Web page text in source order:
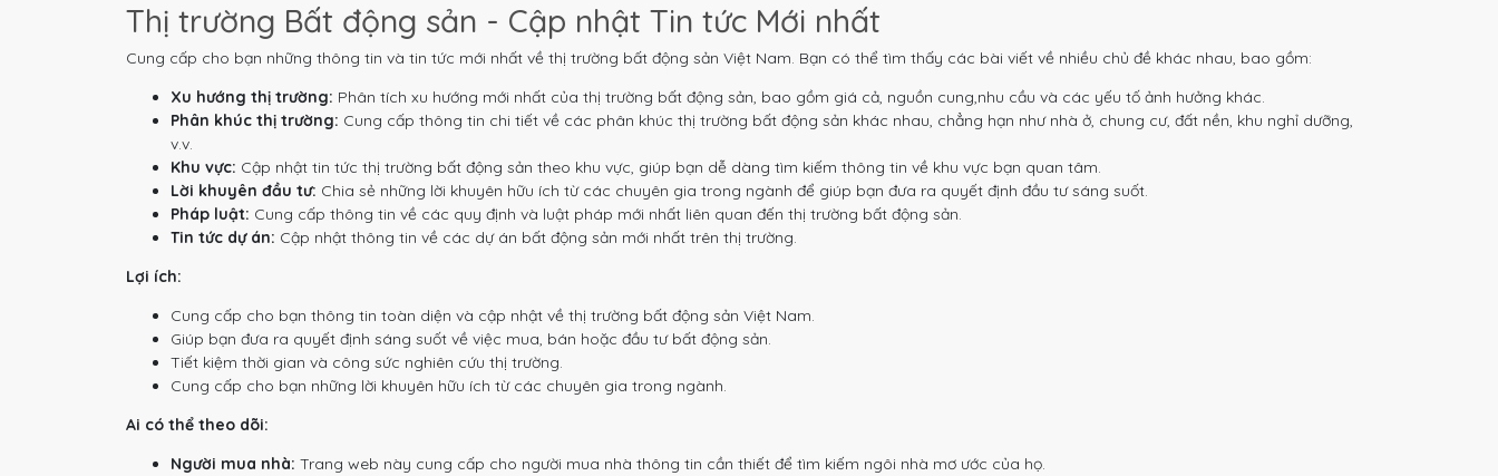
Thị trường Bất động sản - Cập nhật Tin tức Mới nhất
Cung cấp cho bạn những thông tin và tin tức mới nhất về thị trường bất động sản Việt Nam. Bạn có thể tìm thấy các bài viết về nhiều chủ đề khác nhau, bao gồm:
Xu hướng thị trường: Phân tích xu hướng mới nhất của thị trường bất động sản, bao gồm giá cả, nguồn cung,nhu cầu và các yếu tố ảnh hưởng khác.
Phân khúc thị trường: Cung cấp thông tin chi tiết về các phân khúc thị trường bất động sản khác nhau, chẳng hạn như nhà ở, chung cư, đất nền, khu nghỉ dưỡng,
v.v.
Khu vực: Cập nhật tin tức thị trường bất động sản theo khu vực, giúp bạn dễ dàng tìm kiếm thông tin về khu vực bạn quan tâm.
Lời khuyên đầu tư: Chia sẻ những lời khuyên hữu ích từ các chuyên gia trong ngành để giúp bạn đưa ra quyết định đầu tư sáng suốt.
Pháp luật: Cung cấp thông tin về các quy định và luật pháp mới nhất liên quan đến thị trường bất động sản.
Tin tức dự án: Cập nhật thông tin về các dự án bất động sản mới nhất trên thị trường.
Lợi ích:
Cung cấp cho bạn thông tin toàn diện và cập nhật về thị trường bất động sản Việt Nam.
Giúp bạn đưa ra quyết định sáng suốt về việc mua, bán hoặc đầu tư bất động sản.
Tiết kiệm thời gian và công sức nghiên cứu thị trường.
Cung cấp cho bạn những lời khuyên hữu ích từ các chuyên gia trong ngành.
Ai có thể theo dõi:
Người mua nhà: Trang web này cung cấp cho người mua nhà thông tin cần thiết để tìm kiếm ngôi nhà mơ ước của họ.